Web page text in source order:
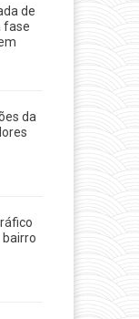
de
fase
da
bairro